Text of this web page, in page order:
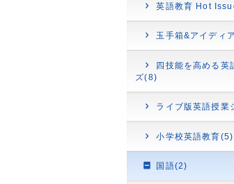
英語教育 Hot
玉手箱&アイディ
四技能を高める英
ズ(8)
ライブ版英語授業
小学校英語教育(5)
国語(2)